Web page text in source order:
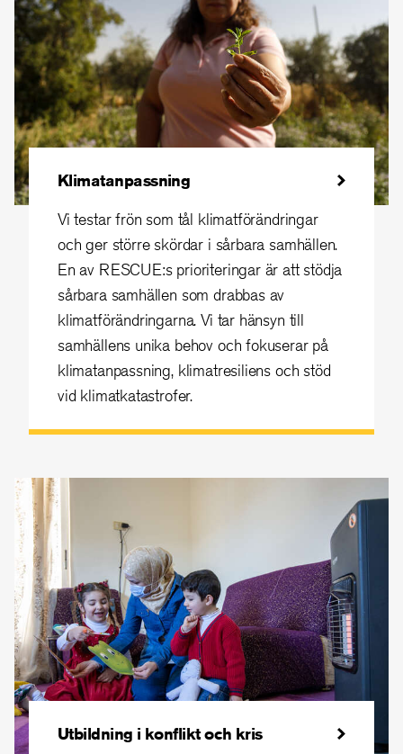
Klimatanpassning
Vi testar frön som tål klimatförändringar
och ger större skördar i sårbara samhällen.
En av RESCUE:s prioriteringar är att stödja
sårbara samhällen som drabbas av
klimatförändringarna. Vi tar hänsyn till
samhällens unika behov och fokuserar på
klimatanpassning, klimatresiliens och stöd
vid klimatkatastrofer.
Utbildning i konflikt och kris